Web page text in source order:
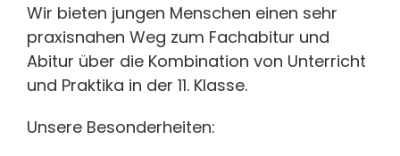
Wir bieten jungen Menschen einen sehr
praxisnahen Weg zum Fachabitur und
Abitur über die Kombination von Unterricht
und Praktika in der 11. Klasse.
Unsere Besonderheiten: